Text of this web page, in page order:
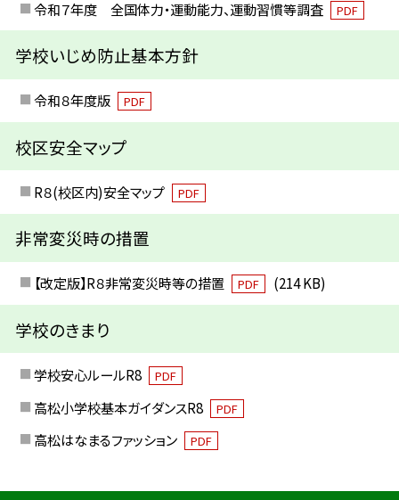
令和７年度 全国体力・運動能力、運動習慣等調査 PDF
学校いじめ防止基本方針
令和８年度版 PDF
校区安全マップ
R８(校区内)安全マップ PDF
非常変災時の措置
【改定版】R８非常変災時等の措置 PDF (214 KB)
学校のきまり
学校安心ルールR8 PDF
高松小学校基本ガイダンスR8 PDF
高松はなまるファッション PDF